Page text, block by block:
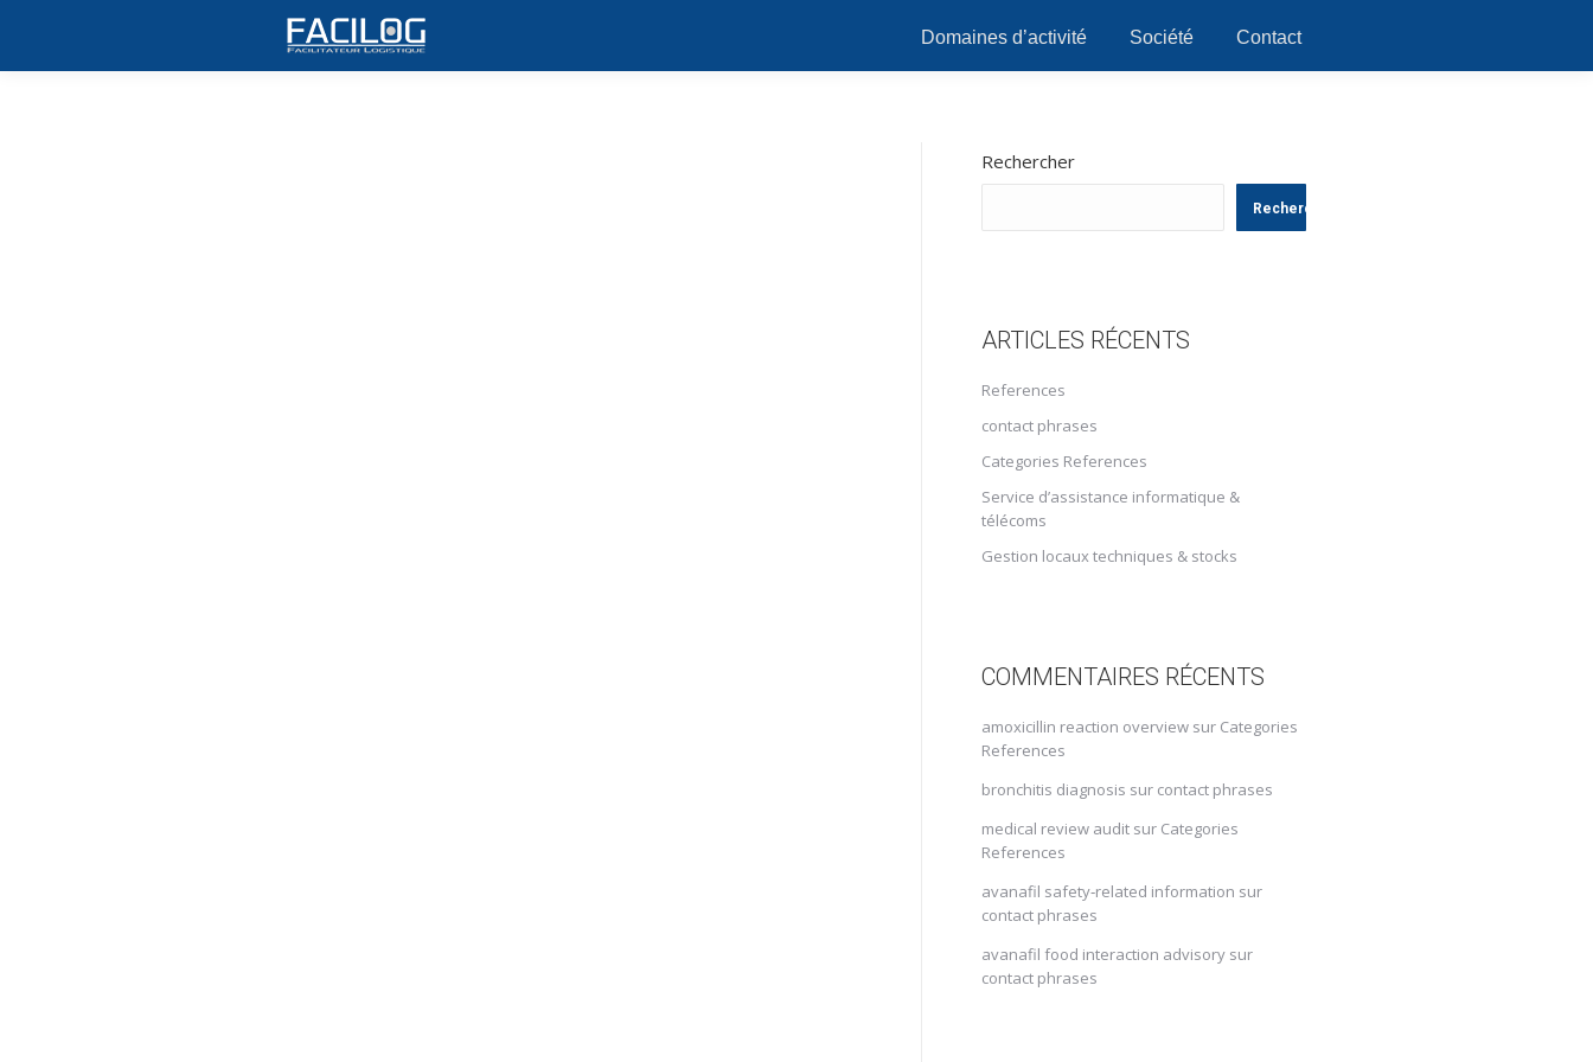
Domaines d’activité Société Contact
Rechercher
Rechercher
ARTICLES RÉCENTS
References
contact phrases
Categories References
Service d’assistance informatique &
télécoms
Gestion locaux techniques & stocks
COMMENTAIRES RÉCENTS
amoxicillin reaction overview sur Categories
References
bronchitis diagnosis sur contact phrases
medical review audit sur Categories
References
avanafil safety‑related information sur
contact phrases
avanafil food interaction advisory sur
contact phrases